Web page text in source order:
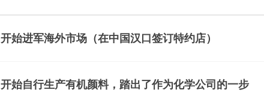
开始进军海外市场（在中国汉口签订特约店）
开始自行生产有机颜料，踏出了作为化学公司的一步